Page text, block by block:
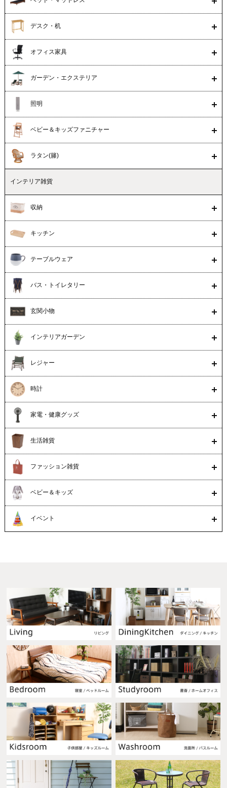
デスク・机
オフィス家具
ガーデン・エクステリア
照明
ベビー＆キッズファニチャー
ラタン(籐)
インテリア雑貨
収納
キッチン
テーブルウェア
バス・トイレタリー
玄関小物
インテリアガーデン
レジャー
時計
家電・健康グッズ
生活雑貨
ファッション雑貨
ベビー＆キッズ
イベント